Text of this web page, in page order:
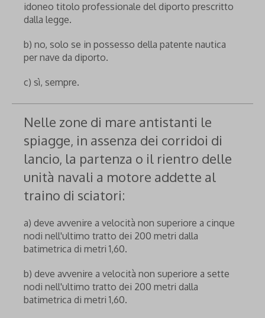
idoneo titolo professionale del diporto prescritto
dalla legge.
b) no, solo se in possesso della patente nautica
per nave da diporto.
c) sì, sempre.
Nelle zone di mare antistanti le
spiagge, in assenza dei corridoi di
lancio, la partenza o il rientro delle
unità navali a motore addette al
traino di sciatori:
a) deve avvenire a velocità non superiore a cinque
nodi nell'ultimo tratto dei 200 metri dalla
batimetrica di metri 1,60.
b) deve avvenire a velocità non superiore a sette
nodi nell'ultimo tratto dei 200 metri dalla
batimetrica di metri 1,60.